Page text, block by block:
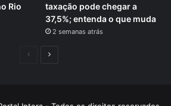
Rio
taxação pode chegar a
37,5%; entenda o que muda
2 semanas atrás
PáginaPróxima